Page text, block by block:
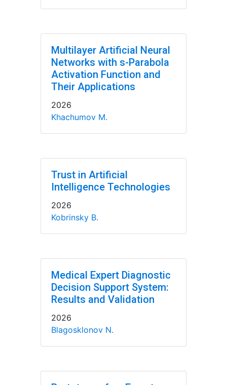
Multilayer Artificial Neural
Networks with s-Parabola
Activation Function and
Their Applications
2026
Khachumov M.
Trust in Artificial
Intelligence Technologies
2026
Kobrinsky B.
Medical Expert Diagnostic
Decision Support System:
Results and Validation
2026
Blagosklonov N.